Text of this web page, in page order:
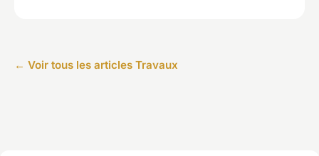
← Voir tous les articles Travaux